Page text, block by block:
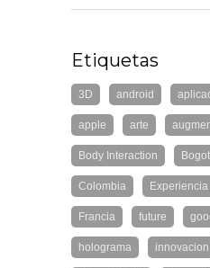
Etiquetas
3D android
apple arte
Body Interaction
Colombia
Francia future
holograma innovacion